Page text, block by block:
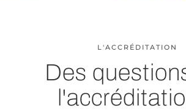
L'ACCRÉDITATION
Des